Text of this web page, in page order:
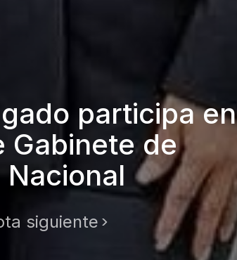
participa en
Gabinete de
siguiente